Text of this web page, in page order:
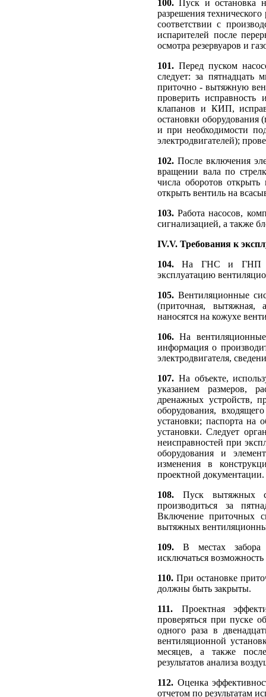
100.
Пуск и остановка
разрешения
соответствии с
испарителей после
осмотра резервуаров и
101.Перед пуском
следует: за пятнадцать
приточно - вытяжную
проверить исправность
клапанов и КИП,
остановки оборудования
и при необходимости
электродвигателей);
102. После включения
вращении вала по
числа оборотов открыть
открыть вентиль на
103. Работа насосов,
сигнализацией, а также
IV.V. Требования к
104. На ГНС и ГНП
эксплуатацию
105. Вентиляционные
(приточная, вытяжная,
наносятся на кожухе
106. На
информация о
электродвигателя,
107. На объекте,
указанием размеров,
дренажных устройств,
оборудования,
установки; паспорта на
установки. Следует
неисправностей при
оборудования и
изменения в
проектной документации.
108. Пуск вытяжных
производиться за
Включение приточных
вытяжных
109. В местах забора
исключаться
110. При остановке
должны быть закрыты.
111. Проектная
проверяться при пуске
одного раза в
вентиляционной
месяцев, а также
результатов анализа
112. Оценка
отчетом по результатам